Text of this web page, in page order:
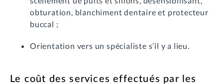
obturation, blanchiment dentaire et protecteur
buccal ;
Orientation vers un spécialiste s’il y a lieu.
Le coût des services effectués par les